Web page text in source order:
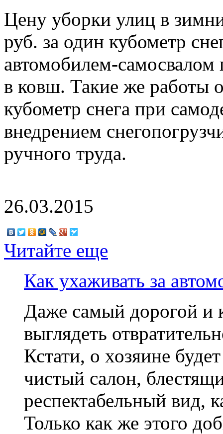
Цену уборки улиц в
руб. за один кубометр
автомобилем-
в ковш. Такие же работы
кубометр снега при
внедрением
ручного труда.
26.03.2015
Читайте еще
Как ухаживать за
Даже самый дорогой и
выглядеть
Кстати, о хозяине
чистый салон,
респектабельный вид,
Только как же этого